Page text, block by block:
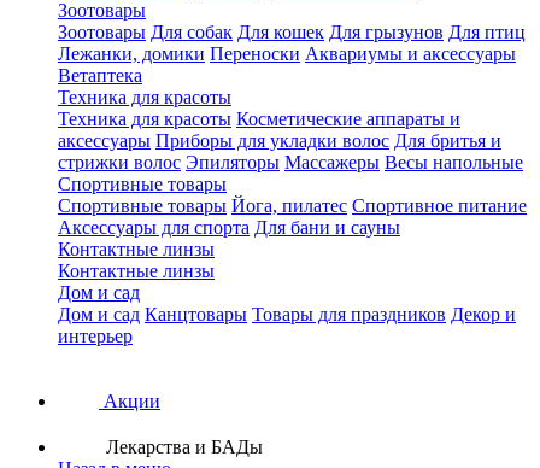
Зоотовары
Зоотовары Для собак Для кошек Для грызунов Для птиц
Лежанки, домики Переноски Аквариумы и аксессуары
Ветаптека
Техника для красоты
Техника для красоты Косметические аппараты и
аксессуары Приборы для укладки волос Для бритья и
стрижки волос Эпиляторы Массажеры Весы напольные
Спортивные товары
Спортивные товары Йога, пилатес Спортивное питание
Аксессуары для спорта Для бани и сауны
Контактные линзы
Контактные линзы
Дом и сад
Дом и сад Канцтовары Товары для праздников Декор и
интерьер
Акции
Лекарства и БАДы